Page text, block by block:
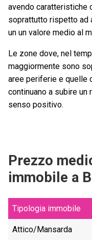
avendo caratteristiche
soprattutto rispetto ad
un un valore medio al
Le zone dove, nel
maggiormente sono
aree periferie e quelle
continuano a subire
senso positivo.
Prezzo
immobile a
Tipologia immobile
Attico/Mansarda